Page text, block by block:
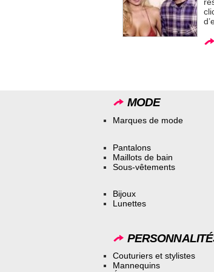
MODE
Marques de mode
Pantalons
Maillots de bain
Sous-vêtements
Bijoux
Lunettes
Couturiers et stylistes
Mannequins